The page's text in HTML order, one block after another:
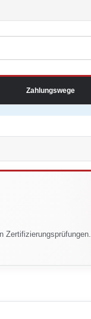
Zahlungswege
Zertifizierungsprüfungen.